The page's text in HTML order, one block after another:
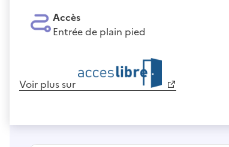
Accès
Entrée de plain pied
Voir plus sur